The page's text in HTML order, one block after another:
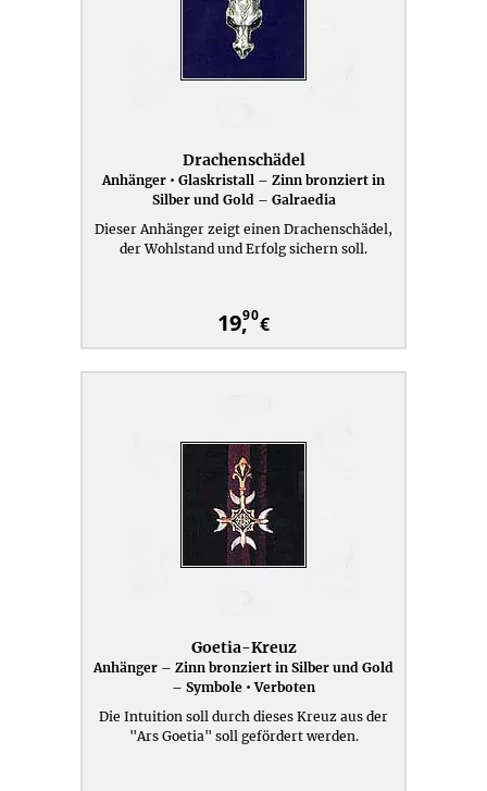
Drachenschädel
Anhänger • Glaskristall – Zinn bronziert in
Silber und Gold – Galraedia
Dieser Anhänger zeigt einen Drachenschädel,
der Wohlstand und Erfolg sichern soll.
19,90€
Goetia-Kreuz
Anhänger – Zinn bronziert in Silber und Gold
– Symbole • Verboten
Die Intuition soll durch dieses Kreuz aus der
"Ars Goetia" soll gefördert werden.